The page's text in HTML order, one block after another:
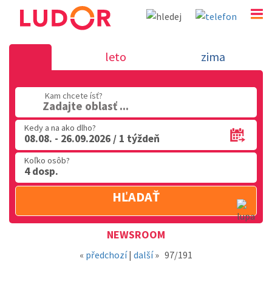
Novinka 9.8.2018 - dovolenka v
02 2063 3182
leto zima
Kam chcete ísť?
Zadajte oblasť ...
Kedy a na ako dlho?
08.08. - 26.09.2026 / 1 týždeň
Koľko osôb?
4 dosp.
HĽADAŤ
NEWSROOM
« předchozí| další» 97/191